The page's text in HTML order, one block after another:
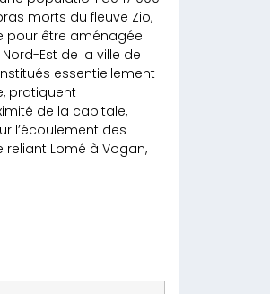
morts du fleuve Zio,
pour être aménagée.
Est de la ville de
essentiellement
pratiquent
de la capitale,
l’écoulement des
Lomé à Vogan,